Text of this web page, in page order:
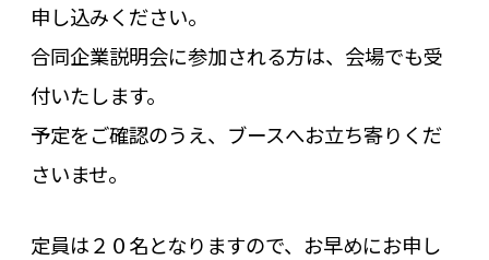
申し込みください。
合同企業説明会に参加される方は、会場でも受
付いたします。
予定をご確認のうえ、ブースへお立ち寄りくだ
さいませ。
定員は２０名となりますので、お早めにお申し